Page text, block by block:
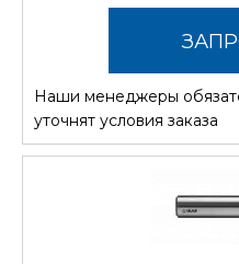
Наши менеджеры
уточнят условия заказа